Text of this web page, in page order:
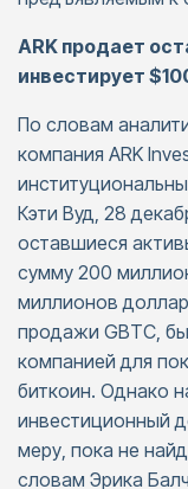
ARK продает
инвестирует
По словам
компания ARK
Кэти Вуд, 28
оставшиеся
сумму 200
миллионов
продажи GBTC,
компанией для
биткоин. Однако
инвестиционный
меру, пока не
словам Эрика